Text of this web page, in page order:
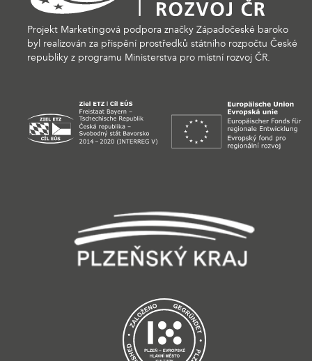
Projekt Marketingová podpora značky Západočeské baroko
byl realizován za přispění prostředků státního rozpočtu České
republiky z programu Ministerstva pro místní rozvoj ČR.